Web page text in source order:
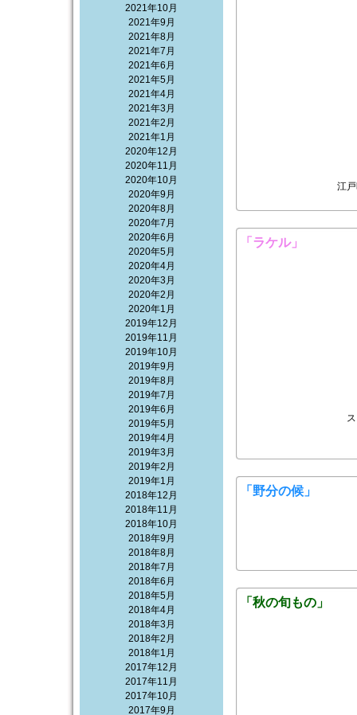
2021年10月
2021年9月
2021年8月
2021年7月
2021年6月
2021年5月
2021年4月
2021年3月
2021年2月
2021年1月
2020年12月
2020年11月
2020年10月
2020年9月
2020年8月
2020年7月
2020年6月
2020年5月
2020年4月
2020年3月
2020年2月
2020年1月
2019年12月
2019年11月
2019年10月
2019年9月
2019年8月
2019年7月
2019年6月
2019年5月
2019年4月
2019年3月
2019年2月
2019年1月
2018年12月
2018年11月
2018年10月
2018年9月
2018年8月
2018年7月
2018年6月
2018年5月
2018年4月
2018年3月
2018年2月
2018年1月
2017年12月
2017年11月
2017年10月
2017年9月
江
「ラケル」
「野分の候」
「秋の旬もの」